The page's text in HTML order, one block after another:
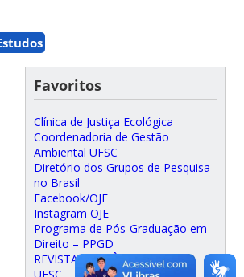
Favoritos
Clínica de Justiça Ecológica
Coordenadoria de Gestão
Ambiental UFSC
Diretório dos Grupos de Pesquisa
no Brasil
Facebook/OJE
Instagram OJE
Programa de Pós-Graduação em
Direito – PPGD
REVISTA SEQUÊNCIA